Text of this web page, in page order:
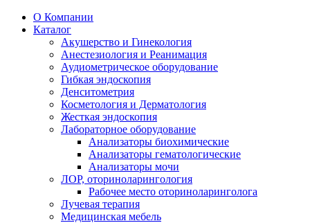
О Компании
Каталог
Акушерство и Гинекология
Анестезиология и Реанимация
Аудиометрическое оборудование
Гибкая эндоскопия
Денситометрия
Косметология и Дерматология
Жесткая эндоскопия
Лабораторное оборудование
Анализаторы биохимические
Анализаторы гематологические
Анализаторы мочи
ЛОР, оториноларингология
Рабочее место оториноларинголога
Лучевая терапия
Медицинская мебель